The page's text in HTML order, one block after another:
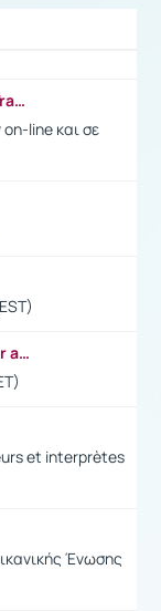
Meta : journal des traducteurs / Meta: Translators' Journal
line και σε
Journals with immediate open access or access after 6 months
et interprètes
Ένωσης